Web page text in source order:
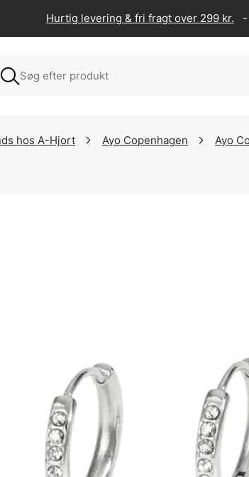
Hurtig levering & fri fragt over 299 kr. -
hos A-Hjort Ayo Copenhagen Ayo